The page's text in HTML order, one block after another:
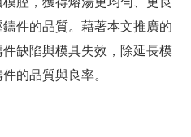
件的品質。藉著本文推廣的
缺陷與模具失效，除延長模
的品質與良率。